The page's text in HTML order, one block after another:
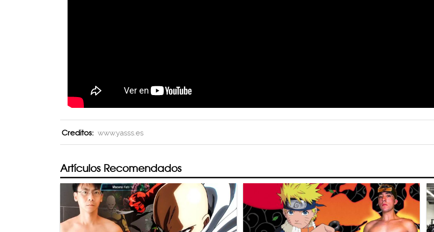
Creditos: www.yasss.es
Artículos Recomendados